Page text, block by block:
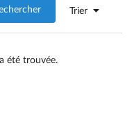
Trier
été trouvée.